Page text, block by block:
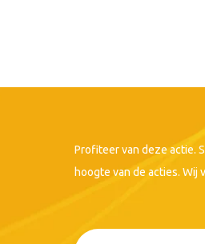
Profiteer van deze actie.
hoogte van de acties. Wij